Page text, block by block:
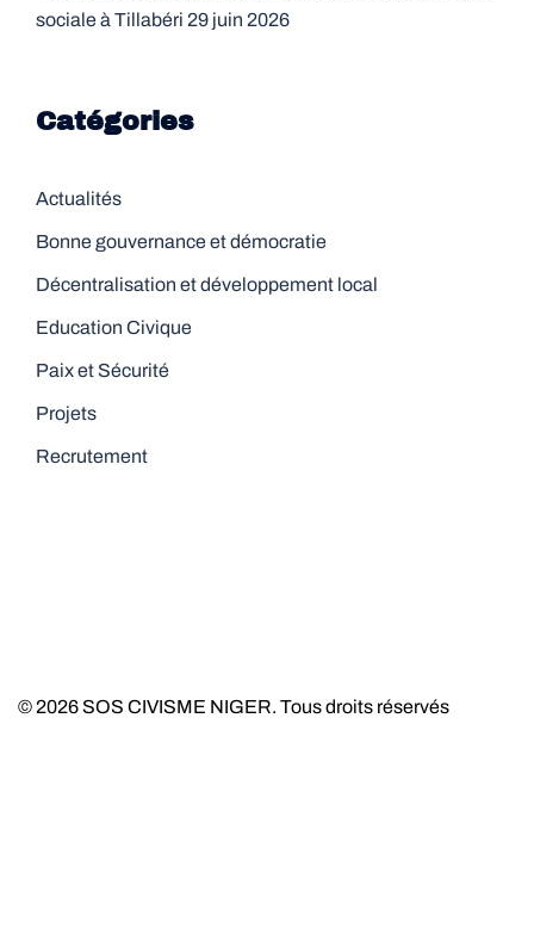
sociale à Tillabéri 29 juin 2026
Catégories
Actualités
Bonne gouvernance et démocratie
Décentralisation et développement local
Education Civique
Paix et Sécurité
Projets
Recrutement
© 2026 SOS CIVISME NIGER. Tous droits réservés